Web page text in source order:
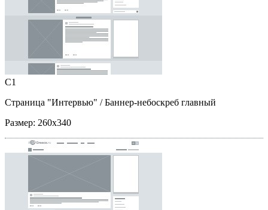
C1
Страница "Интервью" / Баннер-небоскреб главный
Размер: 260x340